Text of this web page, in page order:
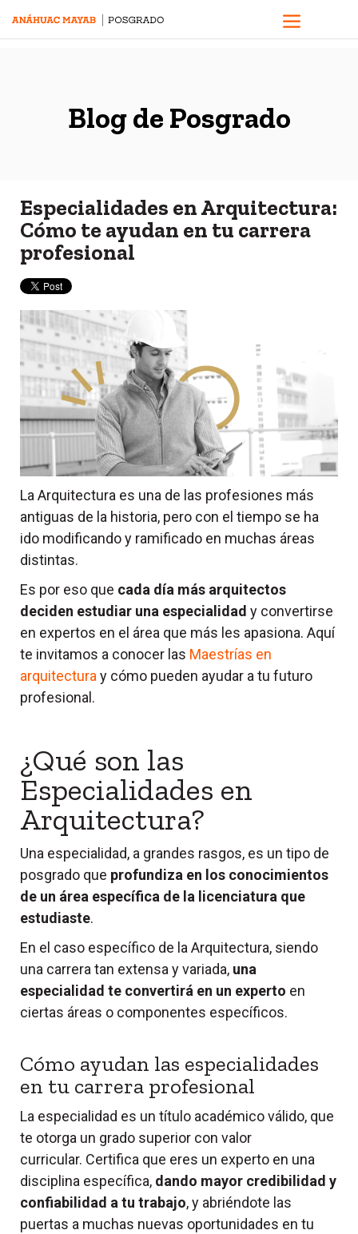
Blog de Posgrado
Especialidades en Arquitectura:
Cómo te ayudan en tu carrera
profesional
La Arquitectura es una de las profesiones más
antiguas de la historia, pero con el tiempo se ha
ido modificando y ramificado en muchas áreas
distintas.
Es por eso que cada día más arquitectos
deciden estudiar una especialidad y convertirse
en expertos en el área que más les apasiona. Aquí
te invitamos a conocer las Maestrías en
arquitecturay cómo pueden ayudar a tu futuro
profesional.
¿Qué son las
Especialidades en
Arquitectura?
Una especialidad, a grandes rasgos, es un tipo de
posgrado que profundiza en los conocimientos
de un área específica de la licenciatura que
estudiaste.
En el caso específico de la Arquitectura, siendo
una carrera tan extensa y variada, una
especialidad te convertirá en un experto en
ciertas áreas o componentes específicos.
Cómo ayudan las especialidades
en tu carrera profesional
La especialidad es un título académico válido, que
te otorga un grado superior con valor
curricular. Certifica que eres un experto en una
disciplina específica, dando mayor credibilidad y
confiabilidad a tu trabajo, y abriéndote las
puertas a muchas nuevas oportunidades en tu